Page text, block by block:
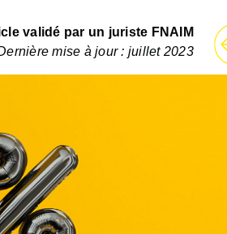
validé par un juriste FNAIM
mise à jour : juillet 2023